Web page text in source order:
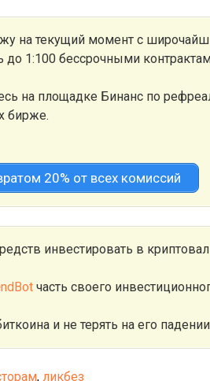
на текущий момент с
до 1:100 бессрочными
на площадке Бинанс по
бирже.
20% от всех комиссий
инвестировать в
часть своего
и не терять на его
, ликбез